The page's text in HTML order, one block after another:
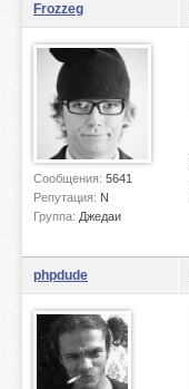
Frozzeg
Сообщения: 5641
Репутация: N
Группа: Джедаи
phpdude